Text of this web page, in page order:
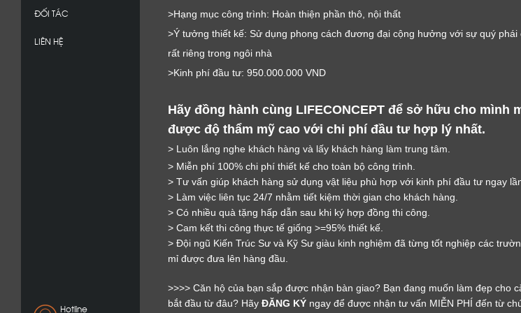
ĐỐI TÁC
LIÊN HỆ
Hotline
>Hạng mục công trình: Hoàn thiện phần thô, nội thất
>Ý tưởng thiết kế: Sử dụng phong cách đương đại cộng hưởng với sự quý
rất riêng trong ngôi nhà
>Kinh phí đầu tư: 950.000.000 VND
Hãy đồng hành cùng LIFECONCEPT để sở hữu cho mình
được độ thẩm mỹ cao với chi phí đầu tư hợp lý nhất.
> Luôn lắng nghe khách hàng và lấy khách hàng làm trung tâm.
> Miễn phí 100% chi phí thiết kế cho toàn bộ công trình.
> Tư vấn giúp khách hàng sử dụng vật liệu phù hợp với kinh phí đầu tư ngay
> Làm việc liên tục 24/7 nhằm tiết kiệm thời gian cho khách hàng.
> Có nhiều quà tặng hấp dẫn sau khi ký hợp đồng thi công.
> Cam kết thi công thực tế giống >=95% thiết kế.
> Đội ngũ Kiến Trúc Sư và Kỹ Sư giàu kinh nghiệm đã từng tốt nghiệp các
mỉ được đưa lên hàng đầu.
>>>> Căn hộ của bạn sắp được nhận bàn giao? Bạn đang muốn làm đẹp cho
bắt đầu từ đâu? Hãy ĐĂNG KÝ ngay để được nhận tư vấn MIỄN PHÍ đến từ